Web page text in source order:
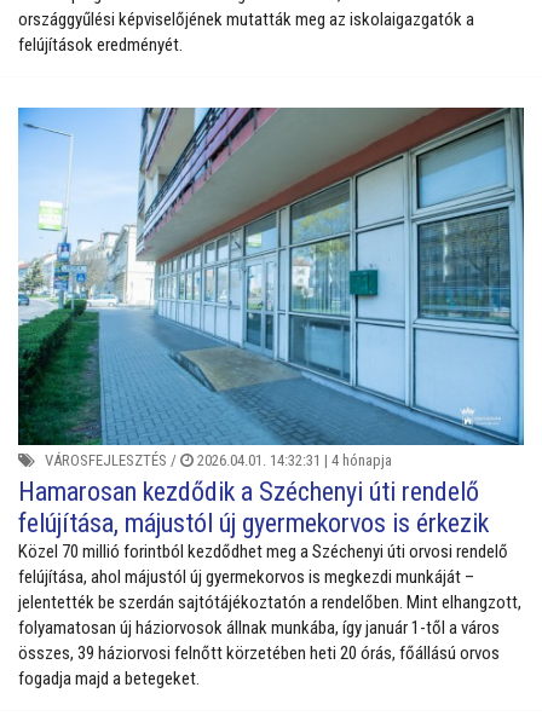
országgyűlési képviselőjének mutatták meg az iskolaigazgatók a
felújítások eredményét.
VÁROSFEJLESZTÉS / 2026.04.01. 14:32:31 | 4 hónapja
Hamarosan kezdődik a Széchenyi úti rendelő
felújítása, májustól új gyermekorvos is érkezik
Közel 70 millió forintból kezdődhet meg a Széchenyi úti orvosi rendelő
felújítása, ahol májustól új gyermekorvos is megkezdi munkáját –
jelentették be szerdán sajtótájékoztatón a rendelőben. Mint elhangzott,
folyamatosan új háziorvosok állnak munkába, így január 1-től a város
összes, 39 háziorvosi felnőtt körzetében heti 20 órás, főállású orvos
fogadja majd a betegeket.